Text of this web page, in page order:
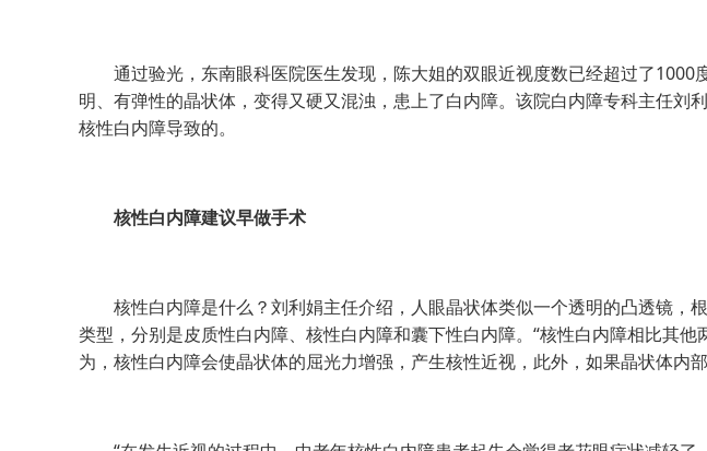
通过验光，东南眼科医院医生发现，陈大姐的双眼近视度数已经超过了1000
明、有弹性的晶状体，变得又硬又混浊，患上了白内障。该院白内障专科主任刘
核性白内障导致的。
核性白内障建议早做手术
核性白内障是什么？刘利娟主任介绍，人眼晶状体类似一个透明的凸透镜，
类型，分别是皮质性白内障、核性白内障和囊下性白内障。“核性白内障相比其
为，核性白内障会使晶状体的屈光力增强，产生核性近视，此外，如果晶状体内